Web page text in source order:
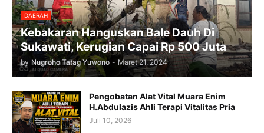
DAERAH
Kebakaran Hanguskan Bale Dauh Di
Sukawati, Kerugian Capai Rp 500 Juta
by Nugroho Tatag Yuwono - Maret 21, 2024
Pengobatan Alat Vital Muara Enim
H.Abdulazis Ahli Terapi Vitalitas Pria
Juli 10, 2026